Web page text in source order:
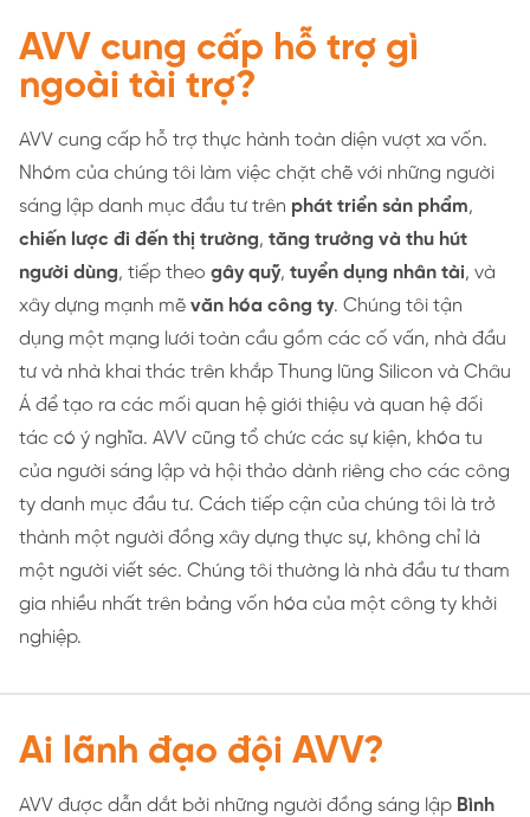
AVV cung cấp hỗ trợ gì
ngoài tài trợ?
AVV cung cấp hỗ trợ thực hành toàn diện vượt xa vốn.
Nhóm của chúng tôi làm việc chặt chẽ với những người
sáng lập danh mục đầu tư trên phát triển sản phẩm,
chiến lược đi đến thị trường, tăng trưởng và thu hút
người dùng, tiếp theo gây quỹ, tuyển dụng nhân tài, và
xây dựng mạnh mẽ văn hóa công ty. Chúng tôi tận
dụng một mạng lưới toàn cầu gồm các cố vấn, nhà đầu
tư và nhà khai thác trên khắp Thung lũng Silicon và Châu
Á để tạo ra các mối quan hệ giới thiệu và quan hệ đối
tác có ý nghĩa. AVV cũng tổ chức các sự kiện, khóa tu
của người sáng lập và hội thảo dành riêng cho các công
ty danh mục đầu tư. Cách tiếp cận của chúng tôi là trở
thành một người đồng xây dựng thực sự, không chỉ là
một người viết séc. Chúng tôi thường là nhà đầu tư tham
gia nhiều nhất trên bảng vốn hóa của một công ty khởi
nghiệp.
Ai lãnh đạo đội AVV?
AVV được dẫn dắt bởi những người đồng sáng lập Bình